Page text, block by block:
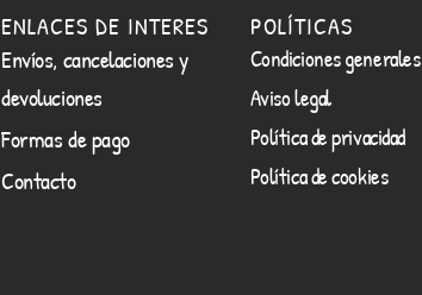
ENLACES DE INTERES
Envíos, cancelaciones y
devoluciones
Formas de pago
Contacto
POLÍTICAS
Condiciones generales
Aviso legal
Política de privacidad
Política de cookies